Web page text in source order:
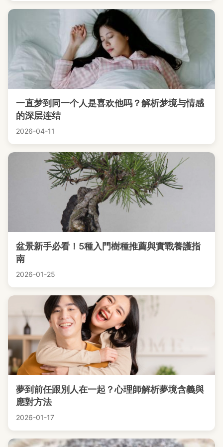
一直梦到同一个人是喜欢他吗？解析梦境与情感
的深层连结
2026-04-11
盆景新手必看！5種入門樹種推薦與實戰養護指
南
2026-01-25
夢到前任跟別人在一起？心理師解析夢境含義與
應對方法
2026-01-17